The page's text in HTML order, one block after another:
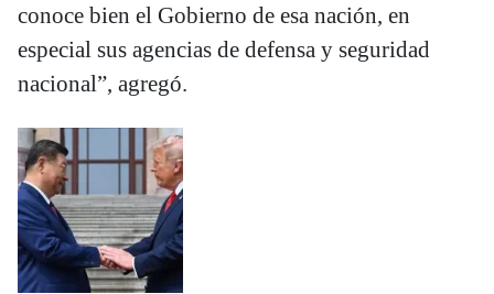
conoce bien el Gobierno de esa nación, en
especial sus agencias de defensa y seguridad
nacional”, agregó.